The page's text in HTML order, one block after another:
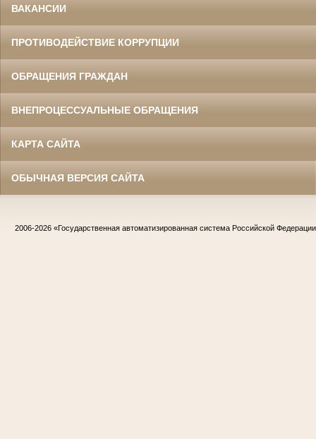
ВАКАНСИИ
ПРОТИВОДЕЙСТВИЕ КОРРУПЦИИ
ОБРАЩЕНИЯ ГРАЖДАН
ВНЕПРОЦЕССУАЛЬНЫЕ ОБРАЩЕНИЯ
КАРТА САЙТА
ОБЫЧНАЯ ВЕРСИЯ САЙТА
2006-2026 «Государственная автоматизированная система Российской